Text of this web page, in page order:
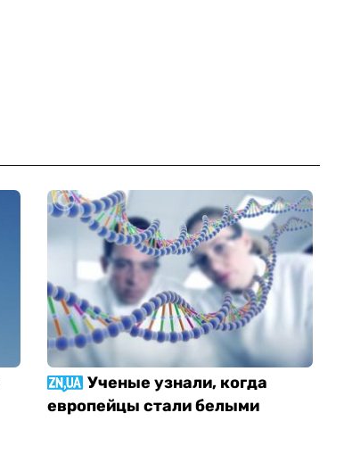
Ученые узнали, когда
европейцы стали белыми